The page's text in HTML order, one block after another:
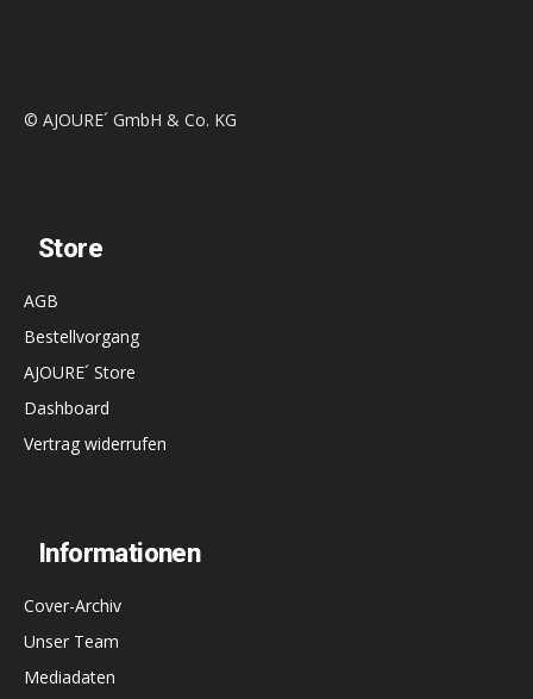
© AJOURE´ GmbH & Co. KG
Store
AGB
Bestellvorgang
AJOURE´ Store
Dashboard
Vertrag widerrufen
Informationen
Cover-Archiv
Unser Team
Mediadaten